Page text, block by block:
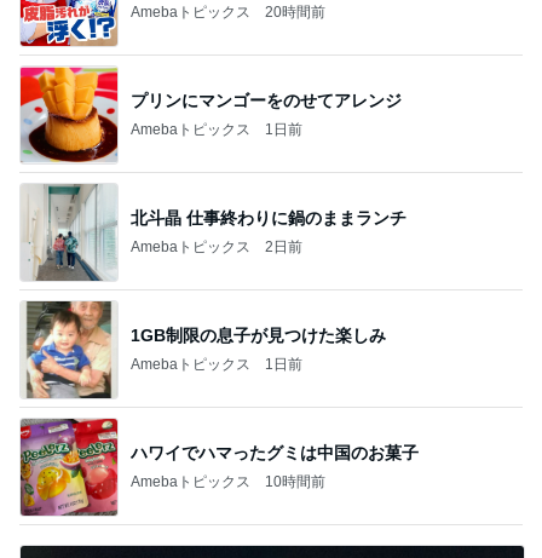
Amebaトピックス 20時間前
プリンにマンゴーをのせてアレンジ
Amebaトピックス 1日前
北斗晶 仕事終わりに鍋のままランチ
Amebaトピックス 2日前
1GB制限の息子が見つけた楽しみ
Amebaトピックス 1日前
ハワイでハマったグミは中国のお菓子
Amebaトピックス 10時間前